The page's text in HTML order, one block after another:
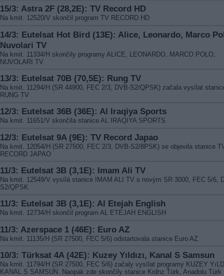
15/3: Astra 2F (28,2E): TV Record HD
Na kmit. 12520/V skončil program TV RECORD HD
14/3: Eutelsat Hot Bird (13E): Alice, Leonardo, Marco
Nuvolari TV
Na kmit. 11334/H skončily programy ALICE, LEONARDO, MARCO POLO,
NUVOLARI TV
13/3: Eutelsat 70B (70,5E): Rung TV
Na kmit. 11294/H (SR 44900, FEC 2/3, DVB-S2/QPSK) začala vysílat
RUNG TV
12/3: Eutelsat 36B (36E): Al Iraqiya Sports
Na kmit. 11651/V skončila stanice AL IRAQIYA SPORTS
12/3: Eutelsat 9A (9E): TV Record Japao
Na kmit. 12054/H (SR 27500, FEC 2/3, DVB-S2/8PSK) se objevila stanice
RECORD JAPAO
11/3: Eutelsat 3B (3,1E): Imam Ali TV
Na kmit. 12549/V vysílá stanice IMAM ALI TV s novým SR 3000, FEC 5/6,
S2/QPSK
11/3: Eutelsat 3B (3,1E): Al Etejah English
Na kmit. 12734/H skončil program AL ETEJAH ENGLISH
11/3: Azerspace 1 (46E): Euro AZ
Na kmit. 11135/H (SR 27500, FEC 5/6) odstartovala stanice Euro AZ
10/3: Türksat 4A (42E): Kuzey Yıldızı, Kanal S Samsun
Na kmit. 11794/H (SR 27500, FEC 5/6) začaly vysílat programy KUZEY
KANAL S SAMSUN. Naopak zde skončily stanice Krdnz Türk, Anadolu Türk